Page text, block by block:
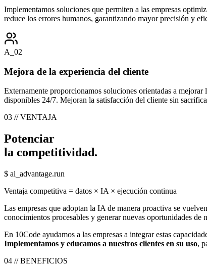
Implementamos soluciones que permiten a las empresas
reduce los errores humanos, garantizando mayor precisión y
A_02
Mejora de la experiencia del cliente
Externamente proporcionamos soluciones orientadas a
disponibles 24/7. Mejoran la satisfacción del cliente sin
03 // VENTAJA
Potenciar
la competitividad.
$ ai_advantage.run
Ventaja competitiva = datos × IA × ejecución continua
Las empresas que adoptan la IA de manera proactiva se
conocimientos procesables y generar nuevas oportunidades de
En 10Code ayudamos a las empresas a integrar estas
Implementamos y educamos a nuestros clientes en su uso,
04 // BENEFICIOS